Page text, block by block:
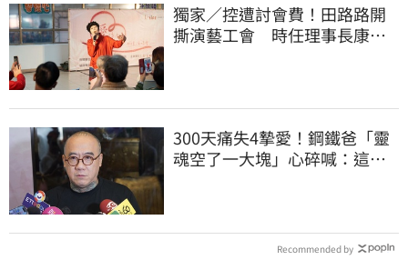
獨家／控遭討會費！田路路開
撕演藝工會 時任理事長康凱
300天痛失4摯愛！鋼鐵爸「靈
魂空了一大塊」心碎喊：這輩
Recommended by